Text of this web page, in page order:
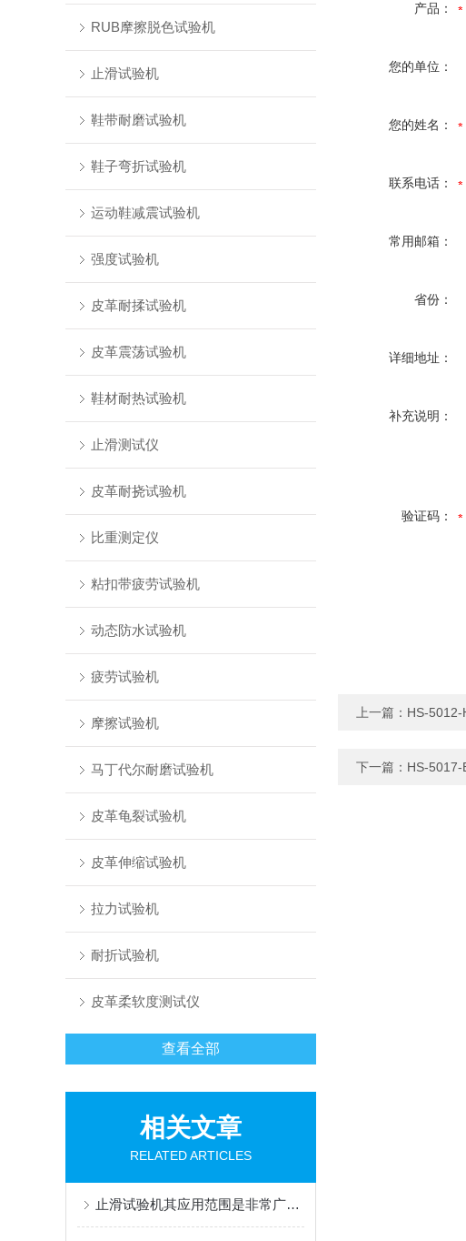
RUB摩擦脱色试验机
止滑试验机
鞋带耐磨试验机
鞋子弯折试验机
运动鞋减震试验机
强度试验机
皮革耐揉试验机
皮革震荡试验机
鞋材耐热试验机
止滑测试仪
皮革耐挠试验机
比重测定仪
粘扣带疲劳试验机
动态防水试验机
疲劳试验机
摩擦试验机
马丁代尔耐磨试验机
皮革龟裂试验机
皮革伸缩试验机
拉力试验机
耐折试验机
皮革柔软度测试仪
查看全部
相关文章
RELATED ARTICLES
止滑试验机其应用范围是非常广泛的
产品：
您的单位：
您的姓名：
联系电话：
常用邮箱：
省份：
详细地址：
补充说明：
验证码：
上一篇： HS-5012-
下一篇： HS-5017-